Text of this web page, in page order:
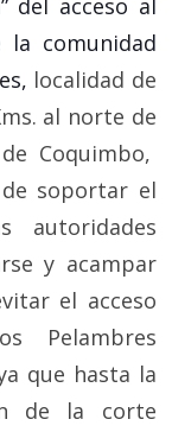
del acceso al
comunidad
localidad de
al norte de
Coquimbo,
de soportar el
autoridades
y acampar
el acceso
Pelambres
que hasta la
de la corte